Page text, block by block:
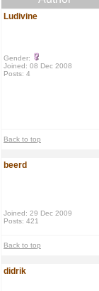
Ludivine
Gender:
Joined: 08 Dec 2008
Posts: 4
Back to top
beerd
Joined: 29 Dec 2009
Posts: 421
Back to top
didrik